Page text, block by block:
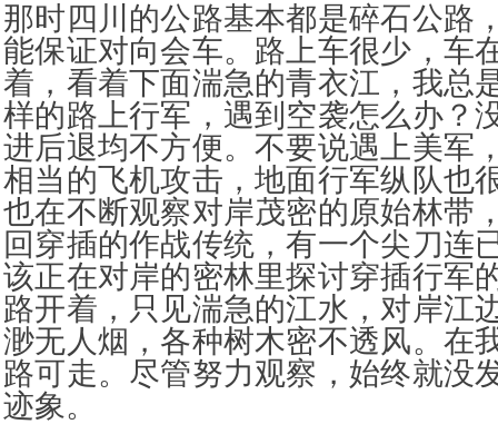
那时四川的公路基本都是碎石公路
能保证对向会车。路上车很少，车
着，看着下面湍急的青衣江，我总
样的路上行军，遇到空袭怎么办？
进后退均不方便。不要说遇上美军
相当的飞机攻击，地面行军纵队也
也在不断观察对岸茂密的原始林带
回穿插的作战传统，有一个尖刀连
该正在对岸的密林里探讨穿插行军
路开着，只见湍急的江水，对岸江
渺无人烟，各种树木密不透风。在
路可走。尽管努力观察，始终就没
迹象。